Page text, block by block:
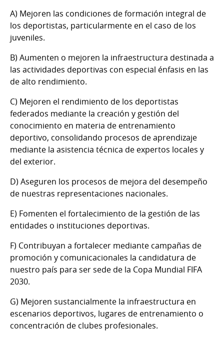
A) Mejoren las condiciones de formación integral de
los deportistas, particularmente en el caso de los
juveniles.
B) Aumenten o mejoren la infraestructura destinada a
las actividades deportivas con especial énfasis en las
de alto rendimiento.
C) Mejoren el rendimiento de los deportistas
federados mediante la creación y gestión del
conocimiento en materia de entrenamiento
deportivo, consolidando procesos de aprendizaje
mediante la asistencia técnica de expertos locales y
del exterior.
D) Aseguren los procesos de mejora del desempeño
de nuestras representaciones nacionales.
E) Fomenten el fortalecimiento de la gestión de las
entidades o instituciones deportivas.
F) Contribuyan a fortalecer mediante campañas de
promoción y comunicacionales la candidatura de
nuestro país para ser sede de la Copa Mundial FIFA
2030.
G) Mejoren sustancialmente la infraestructura en
escenarios deportivos, lugares de entrenamiento o
concentración de clubes profesionales.